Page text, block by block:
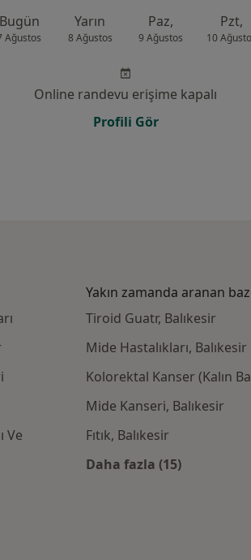
Bugün
Ağustos
Yarın
8 Ağustos
Paz,
9 Ağustos
Pzt,
10
Online randevu erişime kapalı
Profili Gör
Ve
Yakın zamanda aranan
Tiroid Guatr, Balıkesir
Mide Hastalıkları, Balıkesir
Kolorektal Kanser (Kalın
Mide Kanseri, Balıkesir
Fıtık, Balıkesir
Daha fazla (15)